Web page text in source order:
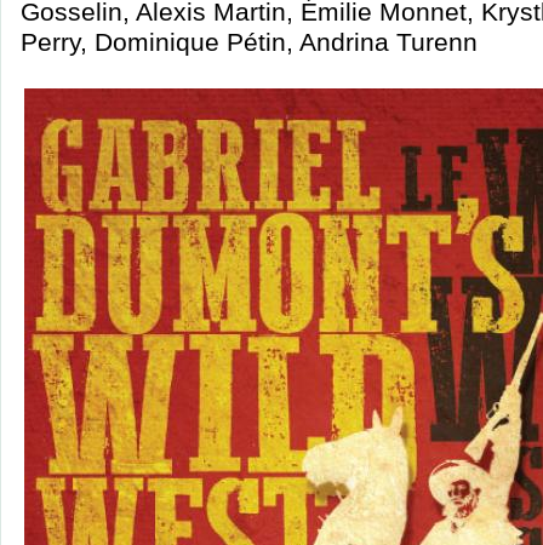
Gosselin, Alexis Martin, Émilie Monnet,
Perry, Dominique Pétin, Andrina Turenn